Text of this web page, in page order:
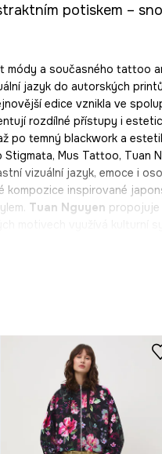
potiskem –
módy a současného tattoo
jazyk do autorských
edice vznikla ve
rozdílné přístupy i
po temný blackwork a
Mus Tattoo, Tuan
vizuální jazyk, emoce i
inspirované
Tuan Nguyen
určená pouze fanouškům
přístup, silnou atmosféru a
oversize mikinu?